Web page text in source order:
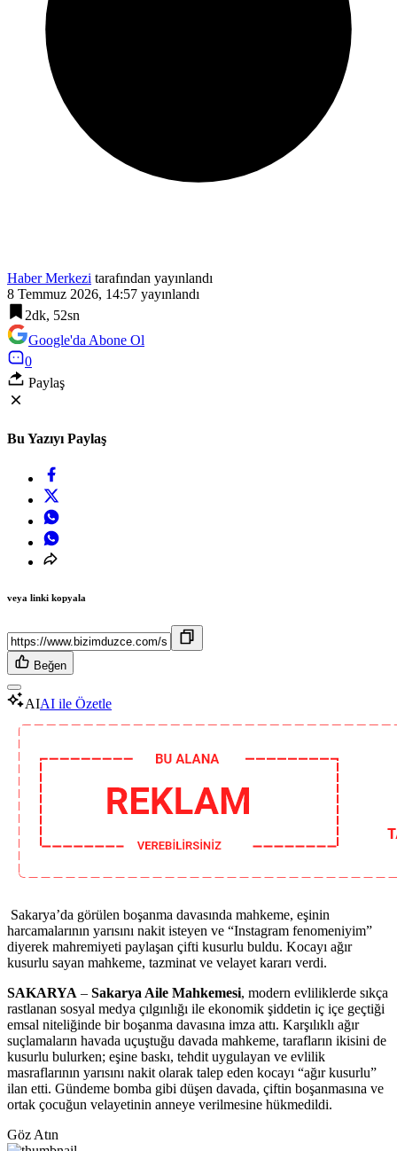
Haber Merkezi tarafından yayınlandı
8 Temmuz 2026, 14:57 yayınlandı
2dk, 52sn
Google'da Abone Ol
0
Paylaş
Bu Yazıyı Paylaş
veya linki kopyala
Beğen
AIAI ile Özetle
Sakarya’da görülen boşanma davasında mahkeme, eşinin
harcamalarının yarısını nakit isteyen ve “Instagram fenomeniyim”
diyerek mahremiyeti paylaşan çifti kusurlu buldu. Kocayı ağır
kusurlu sayan mahkeme, tazminat ve velayet kararı verdi.
SAKARYA – Sakarya Aile Mahkemesi, modern evliliklerde sıkça
rastlanan sosyal medya çılgınlığı ile ekonomik şiddetin iç içe geçtiği
emsal niteliğinde bir boşanma davasına imza attı. Karşılıklı ağır
suçlamaların havada uçuştuğu davada mahkeme, tarafların ikisini de
kusurlu bulurken; eşine baskı, tehdit uygulayan ve evlilik
masraflarının yarısını nakit olarak talep eden kocayı “ağır kusurlu”
ilan etti. Gündeme bomba gibi düşen davada, çiftin boşanmasına ve
ortak çocuğun velayetinin anneye verilmesine hükmedildi.
Göz Atın